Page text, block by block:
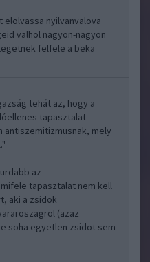
elolvassa nyilvanvalova
valhol nagyon-nagyon
felfele a beka
tehát az, hogy a
tapasztalat
mely
az
tapasztalat nem kell
aki a zsidok
(azaz
soha egyetlen zsidot sem